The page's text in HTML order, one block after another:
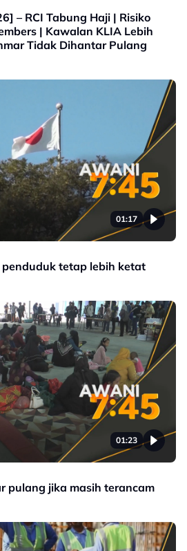
– RCI Tabung Haji | Risiko
| Kawalan KLIA Lebih
Tidak Dihantar Pulang
01:17
tetap lebih ketat
01:23
pulang jika masih terancam